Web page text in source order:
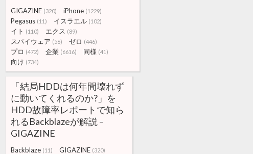
GIGAZINE (320) iPhone (1229)
Pegasus (11) イスラエル (102)
イト (110) エクス (89)
スパイウェア (56) ゼロ (446)
プロ (472) 企業 (6616) 同様 (41)
向け (734)
「結局HDDは何年間壊れず
に動いてくれるのか?」を
HDD故障率レポートで知ら
れるBackblazeが解説 –
GIGAZINE
Backblaze (11) GIGAZINE (320)